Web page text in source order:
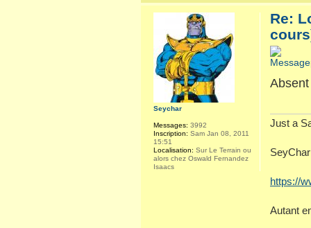
Re:
Just a
https://
Autant
Seychar
Messages: 3992
Inscription: Sam Jan 08, 2011
15:51
Localisation: Sur Le Terrain ou
alors chez Oswald Fernandez
Isaacs